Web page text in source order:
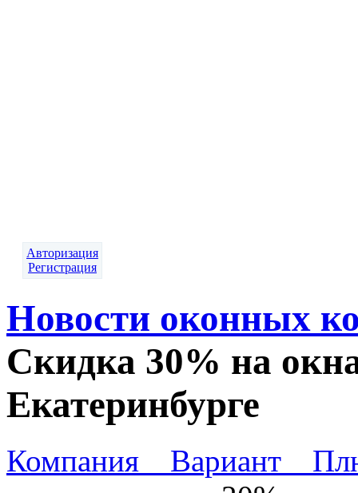
Авторизация
Регистрация
Новости оконных
Скидка 30% на
Екатеринбурге
Компания Вариант